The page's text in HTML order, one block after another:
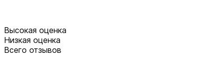
Высокая оценка
Низкая оценка
Всего отзывов